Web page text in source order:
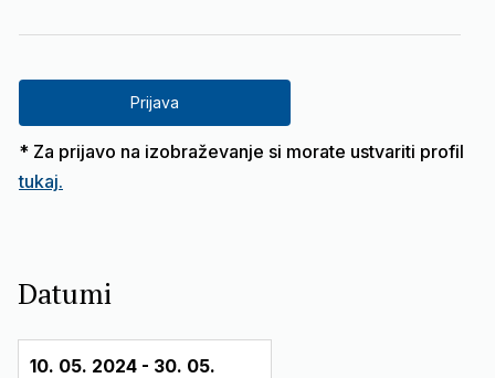
Prijava
* Za prijavo na izobraževanje si morate ustvariti profil
tukaj.
Datumi
10. 05. 2024 - 30. 05.